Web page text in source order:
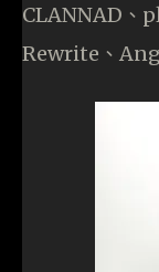
CLANNAD、
Rewrite、